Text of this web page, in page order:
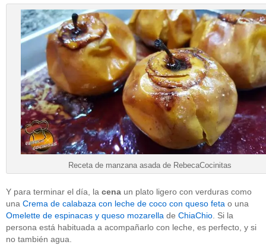
Receta de manzana asada de RebecaCocinitas
Y para terminar el día, la cena un plato ligero con verduras como
una Crema de calabaza con leche de coco con queso feta o una
Omelette de espinacas y queso mozarella de ChiaChio . Si la
persona está habituada a acompañarlo con leche, es perfecto, y si
no también agua.